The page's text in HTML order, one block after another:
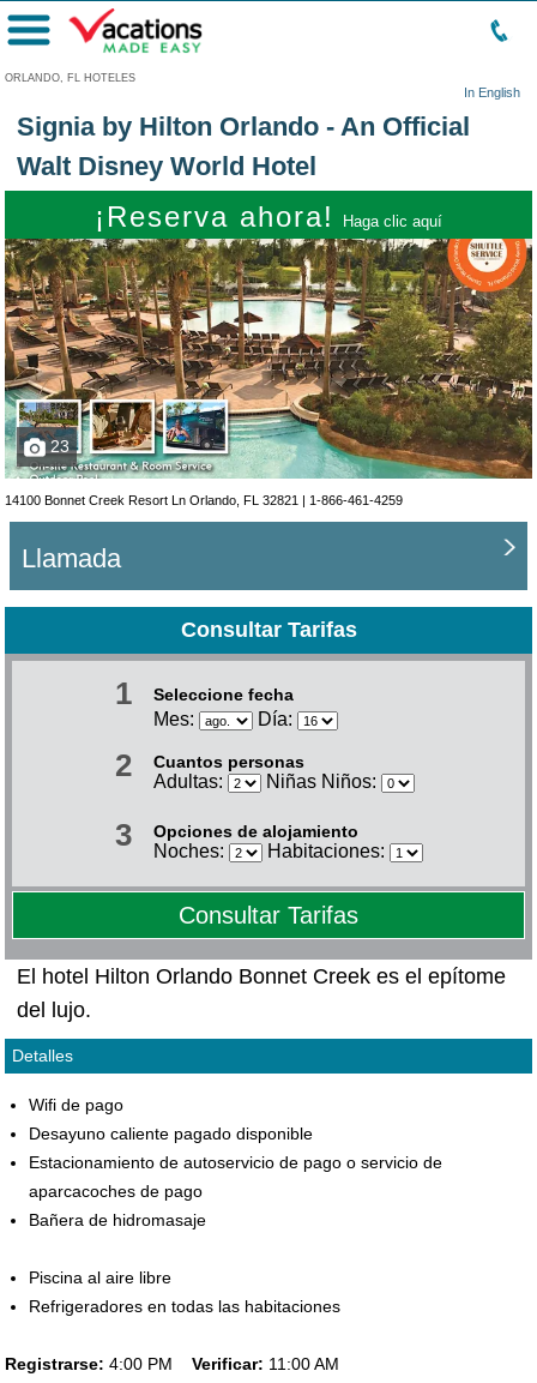
ORLANDO, FL HOTELES
In English
Menú
Signia by Hilton Orlando - An Official
Walt Disney World Hotel
¡Reserva ahora! Haga clic aquí
23
14100 Bonnet Creek Resort Ln Orlando, FL 32821 | 1-866-461-4259
Llamada
Consultar Tarifas
1 Seleccione fecha
Mes: Día:
2 Cuantos personas
Adultas: Niñas Niños:
3 Opciones de alojamiento
Noches: Habitaciones:
Consultar Tarifas
El hotel Hilton Orlando Bonnet Creek es el epítome
del lujo.
Detalles
Wifi de pago
Desayuno caliente pagado disponible
Estacionamiento de autoservicio de pago o servicio de
aparcacoches de pago
Bañera de hidromasaje
Piscina al aire libre
Refrigeradores en todas las habitaciones
Registrarse: 4:00 PM Verificar: 11:00 AM